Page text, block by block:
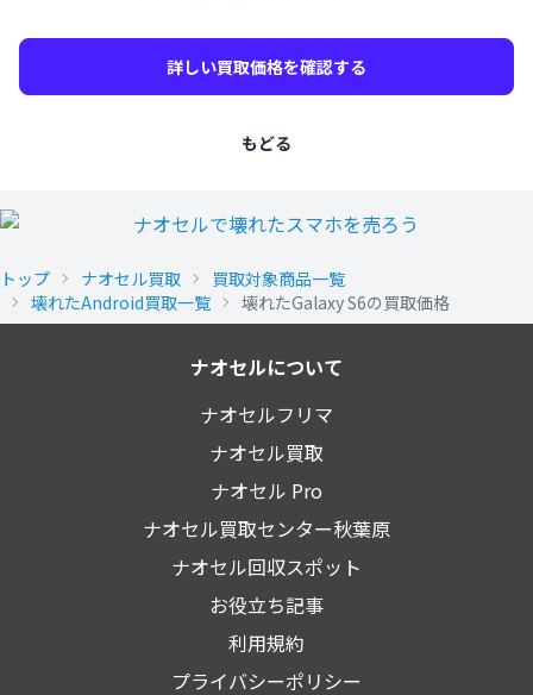
詳しい買取価格を確認する
もどる
トップ ナオセル買取
買取対象商品一覧
壊れたAndroid買取一覧
壊れたGalaxy S6の買取価格
ナオセルについて
ナオセルフリマ
ナオセル買取
ナオセル Pro
ナオセル買取センター秋葉原
ナオセル回収スポット
お役立ち記事
利用規約
プライバシーポリシー